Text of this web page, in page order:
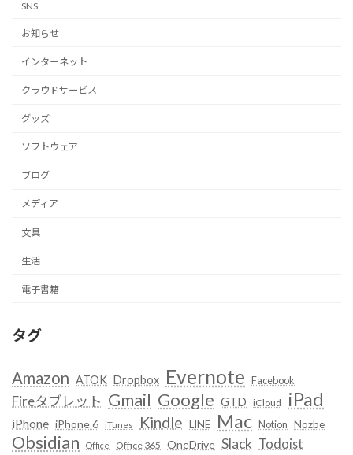
SNS
お知らせ
インターネット
クラウドサービス
グッズ
ソフトウェア
ブログ
メディア
文具
生活
電子書籍
タグ
Amazon ATOK Dropbox Evernote Facebook
Fireタブレット Gmail Google GTD iCloud iPad
iPhone iPhone 6 iTunes Kindle LINE Mac Notion Nozbe
Obsidian Office Office 365 OneDrive Slack Todoist